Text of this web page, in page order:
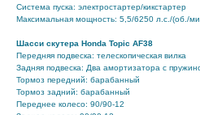
Система пуска: электростартер/кикстартер
Максимальная мощность: 5,5/6250 л.с./(об./
Шасси скутера Honda Topic AF38
Передняя подвеска: телескопическая вилка
Задняя подвеска: Два амортизатора с
Тормоз передний: барабанный
Тормоз задний: барабанный
Переднее колесо: 90/90-12